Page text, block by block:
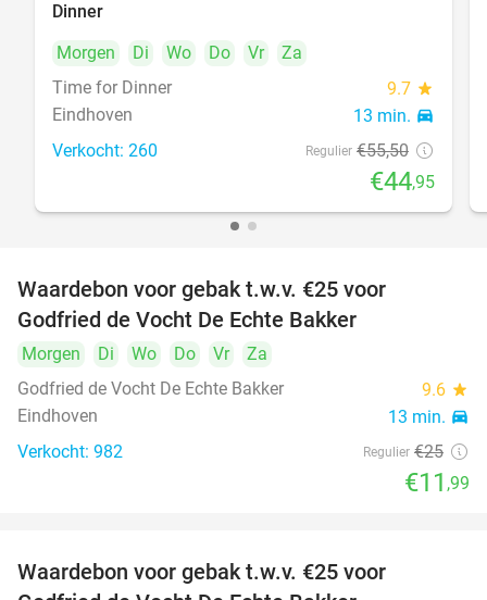
Dinner
Morgen
Di Wo Do Vr
Za
Time for Dinner
9.7 star
Eindhoven 13 min. directions_car
Verkocht: 260 Regulier €55,50
€44,95
Waardebon voor gebak t.w.v. €25 voor
Godfried de Vocht De Echte Bakker
Morgen Di Wo Do Vr
Za
Godfried de Vocht De Echte Bakker
9.6 star
Eindhoven 13 min. directions_car
Verkocht: 982 Regulier €25
€11 ,99
Waardebon voor gebak t.w.v. €25 voor